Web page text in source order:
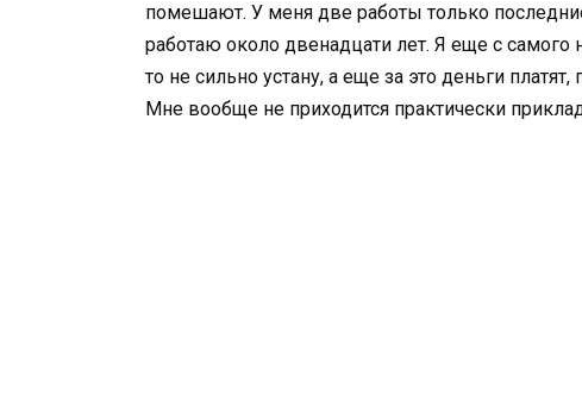
помешают. У меня две работы только
работаю около двенадцати лет. Я еще с самого
то не сильно устану, а еще за это деньги
Мне вообще не приходится практически